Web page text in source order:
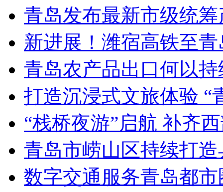
青岛发布最新市级统
新进展！潍宿高铁至
青岛农产品出口何以持
打造沉浸式文旅体验 “
“栈桥夜游”启航 补齐
青岛市崂山区持续打
数字交通服务青岛都